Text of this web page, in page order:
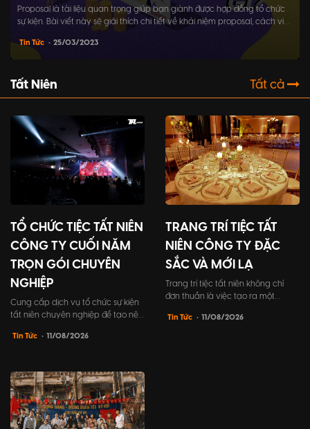
Proposal là tài liệu quan trọng giúp bạn giành được hợp đồng tổ chức
sự kiện. Bài viết này sẽ giải thích chi tiết về khái niệm proposal, cách viết
hiểu được các bước cần thiết để viết một proposal hoàn chỉnh, cách...
Tin Tức • 25/03/2023
Tất Niên Tất cả
TỔ CHỨC TIỆC TẤT NIÊN
CÔNG TY CUỐI NĂM
TRỌN GÓI CHUYÊN
NGHIỆP
Cung cấp dịch vụ tổ chức sự kiện
tất niên chuyên nghiệp để tạo nên
buổi tiệc kết nối đồng nghiệp và
biết về cách tổ chức tất niên công
ty, từ lợi ích đến những bước tổ
chức chi tiết.
Tin Tức • 11/08/2026
TRANG TRÍ TIỆC TẤT
NIÊN CÔNG TY ĐẶC
SẮC VÀ MỚI LẠ
Trang trí tiệc tất niên không chỉ
đơn thuần là việc tạo ra một
mang trong mình ý nghĩa to lớn.
Tin Tức • 11/08/2026